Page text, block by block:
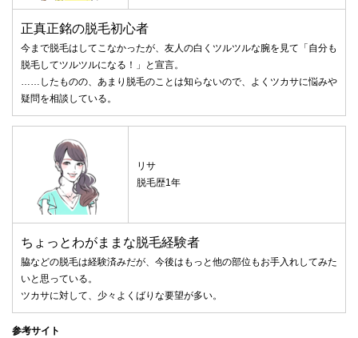
正真正銘の脱毛初心者
今まで脱毛はしてこなかったが、友人の白くツルツルな腕を見て「自分も
脱毛してツルツルになる！」と宣言。
……したものの、あまり脱毛のことは知らないので、よくツカサに悩みや
疑問を相談している。
リサ
脱毛歴1年
ちょっとわがままな脱毛経験者
脇などの脱毛は経験済みだが、今後はもっと他の部位もお手入れしてみた
いと思っている。
ツカサに対して、少々よくばりな要望が多い。
参考サイト